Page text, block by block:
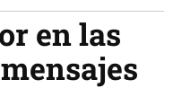
en las